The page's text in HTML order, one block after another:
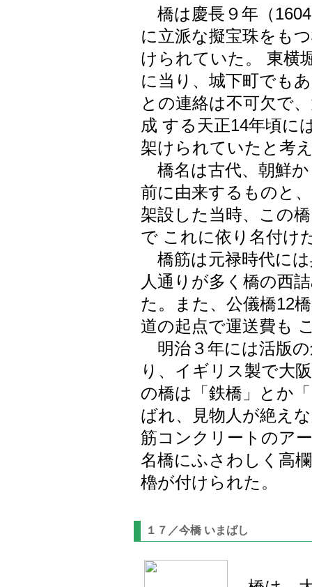
橋は慶長９年（
に立派な擬宝珠をも
けられていた。 東横
に当り、城下町でも
との連絡は不可欠で
成 する天正14年頃に
架けられていたと考
橋名は古代、朝鮮
前に由来するものと
架設した当時、この
で これに依り名付け
橋筋は元禄時代に
人通りが多く橋の西
た。また、公儀橋12
道の起点で運送費も
明治３年には活版
り、イギリス製で大
の橋は「鉄橋」とか
ばれ、見物人が絶え
筋コンクリートのア
名橋にふさわしく高
櫓が付けられた。
１７／今橋 いまばし